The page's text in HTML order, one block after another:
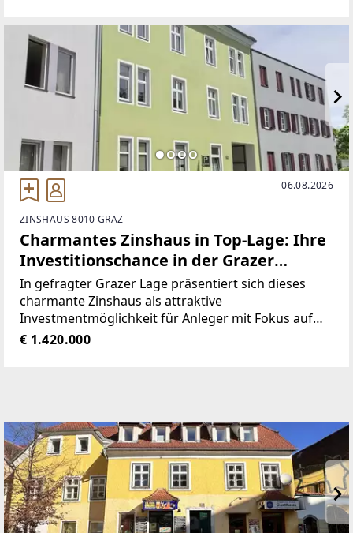
06.08.2026
ZINSHAUS 8010 GRAZ
Charmantes Zinshaus in Top-Lage: Ihre
Investitionschance in der Grazer
Münzgrabenstraße!
In gefragter Grazer Lage präsentiert sich dieses
charmante Zinshaus als attraktive
Investmentmöglichkeit für Anleger mit Fokus auf
nachhaltige Erträge und langfristige
€ 1.420.000